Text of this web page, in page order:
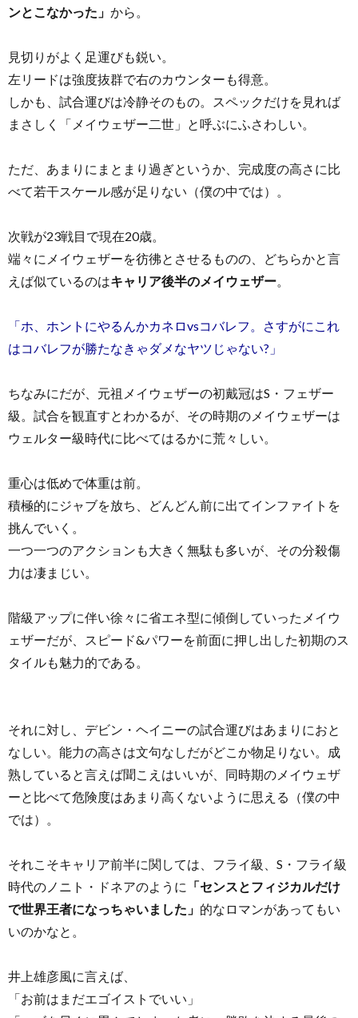
ンとこなかった」 から。
見切りがよく足運びも鋭い。
左リードは強度抜群で右のカウンターも得意。
しかも、試合運びは冷静そのもの。スペックだけを見れば
まさしく「メイウェザー二世」と呼ぶにふさわしい。
ただ、あまりにまとまり過ぎというか、完成度の高さに比
べて若干スケール感が足りない（僕の中では）。
次戦が23戦目で現在20歳。
端々にメイウェザーを彷彿とさせるものの、どちらかと言
えば似ているのはキャリア後半のメイウェザー
「ホ、ホントにやるんかカネロvsコバレフ。さすがにこれ
はコバレフが勝たなきゃダメなヤツじゃない?」
ちなみにだが、元祖メイウェザーの初戴冠はS・フェザー
級。試合を観直すとわかるが、その時期のメイウェザーは
ウェルター級時代に比べてはるかに荒々しい。
重心は低めで体重は前。
積極的にジャブを放ち、どんどん前に出てインファイトを
挑んでいく。
一つ一つのアクションも大きく無駄も多いが、その分殺傷
力は凄まじい。
階級アップに伴い徐々に省エネ型に傾倒していったメイウ
ェザーだが、スピード&パワーを前面に押し出した初期のス
タイルも魅力的である。
それに対し、デビン・ヘイニーの試合運びはあまりにおと
なしい。能力の高さは文句なしだがどこか物足りない。成
熟していると言えば聞こえはいいが、同時期のメイウェザ
ーと比べて危険度はあまり高くないように思える（僕の中
では）。
それこそキャリア前半に関しては、フライ級、S・フライ級
時代のノニト・ドネアのように 「センスとフィジカルだけ
で世界王者になっちゃいました」 的なロマンがあってもい
いのかなと。
井上雄彦風に言えば、
「お前はまだエゴイストでいい」